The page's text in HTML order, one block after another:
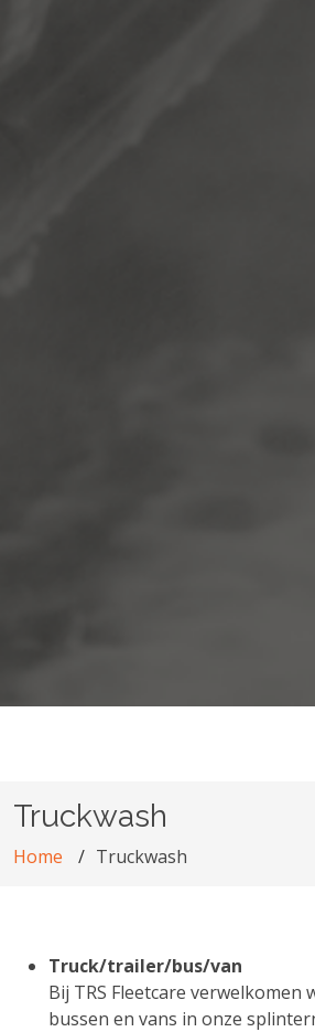
Truckwash
Home Truckwash
Truck/trailer/bus/van
Bij TRS Fleetcare verwelkomen
bussen en vans in onze